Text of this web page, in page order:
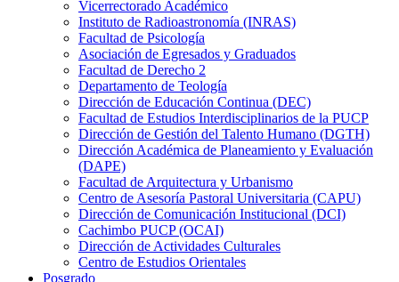
Vicerrectorado Académico
Instituto de Radioastronomía (INRAS)
Facultad de Psicología
Asociación de Egresados y Graduados
Facultad de Derecho 2
Departamento de Teología
Dirección de Educación Continua (DEC)
Facultad de Estudios Interdisciplinarios de la PUCP
Dirección de Gestión del Talento Humano (DGTH)
Dirección Académica de Planeamiento y Evaluación
(DAPE)
Facultad de Arquitectura y Urbanismo
Centro de Asesoría Pastoral Universitaria (CAPU)
Dirección de Comunicación Institucional (DCI)
Cachimbo PUCP (OCAI)
Dirección de Actividades Culturales
Centro de Estudios Orientales
Posgrado